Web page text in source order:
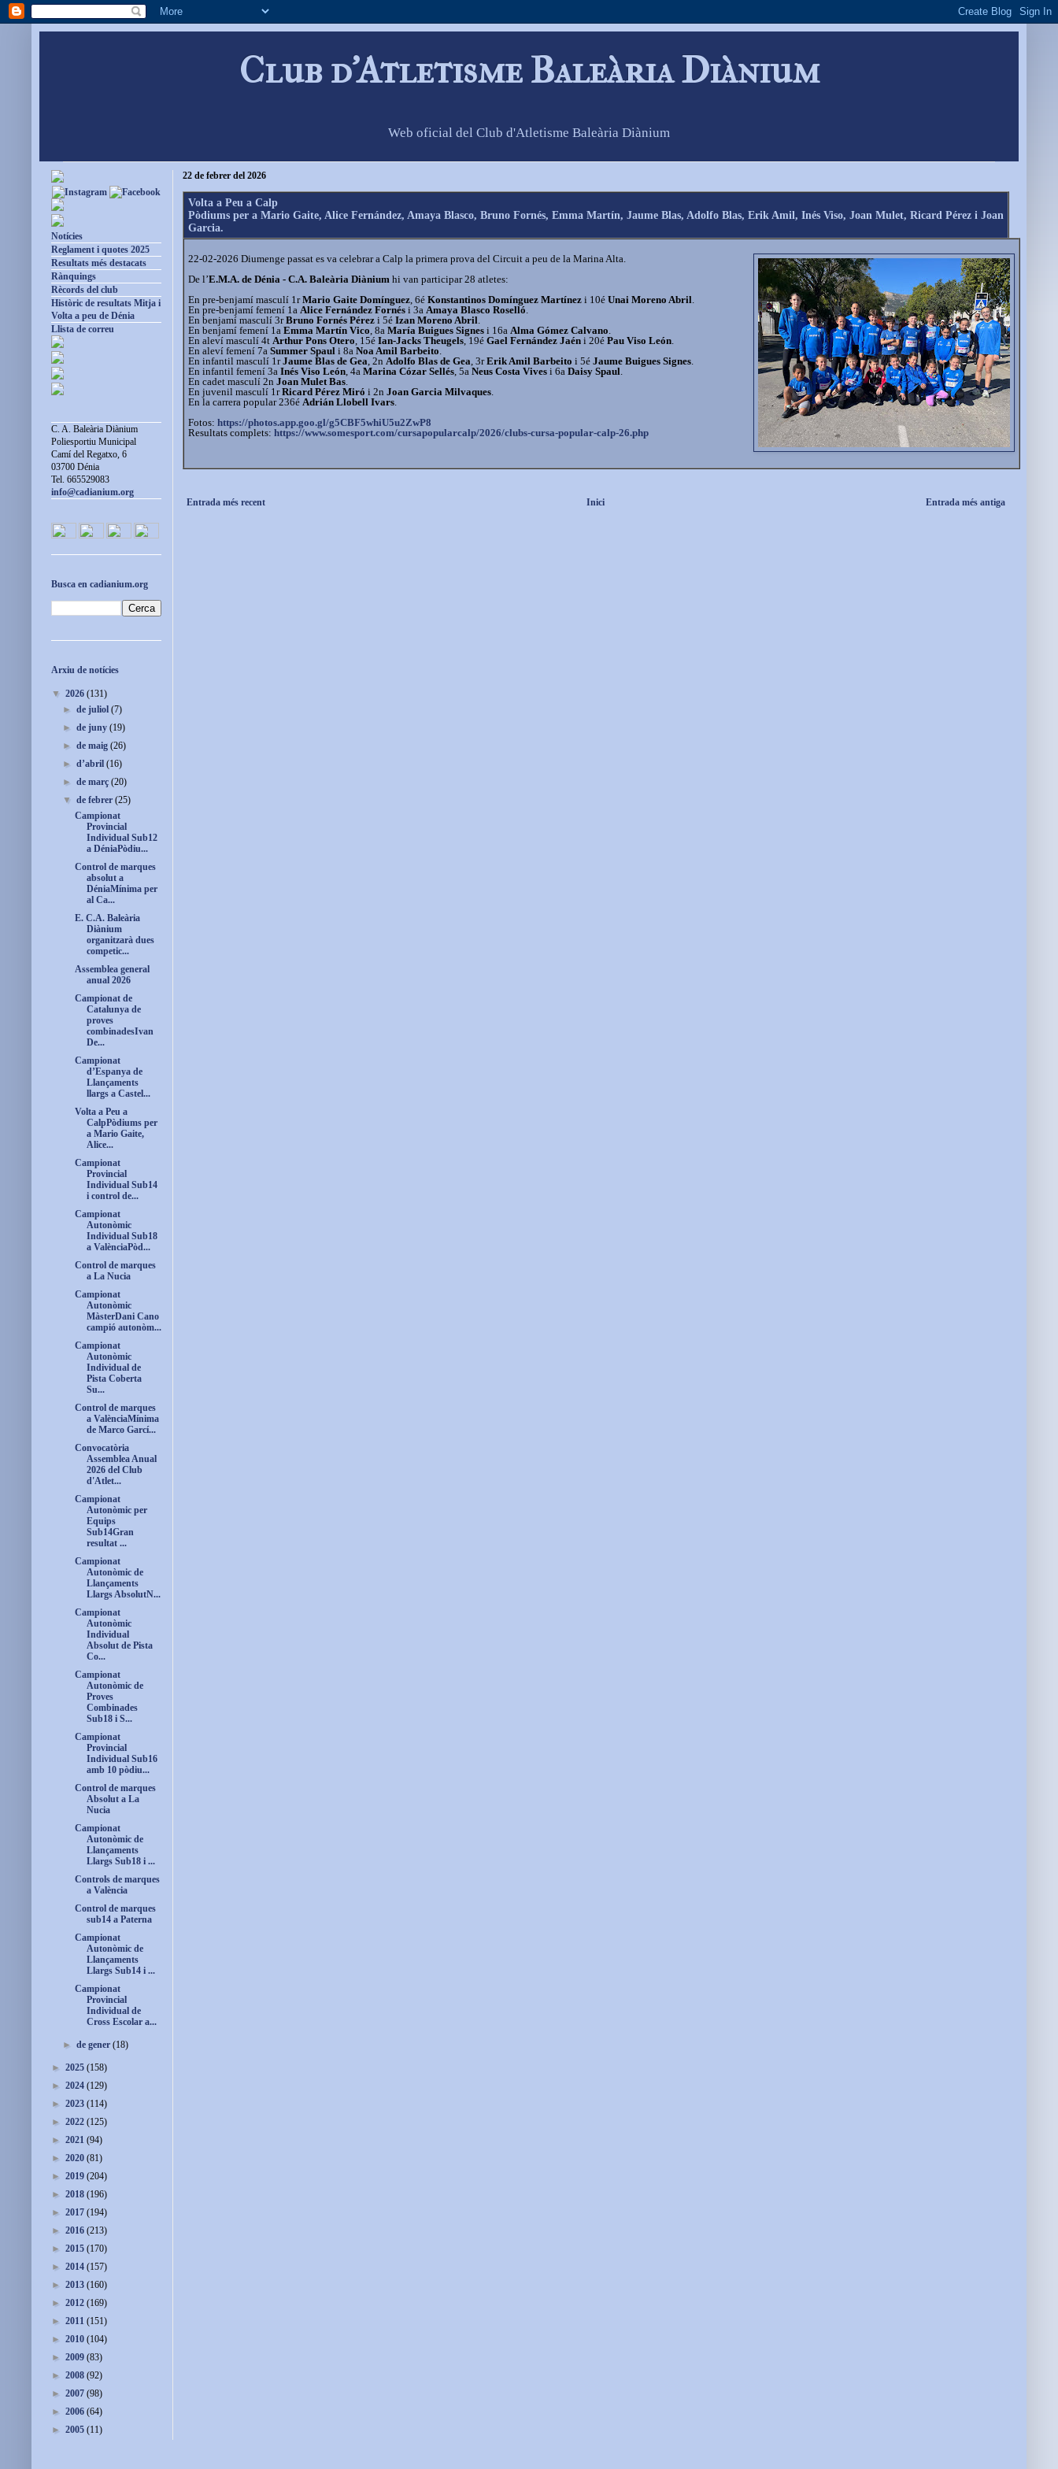
Club d'Atletisme Baleària Diànium
Web oficial del Club d'Atletisme Baleària Diànium
22 de febrer del 2026
Volta a Peu a Calp
Pòdiums per a Mario Gaite, Alice Fernández, Amaya Blasco, Bruno Fornés, Emma Martín, Jaume Blas, Adolfo Blas, Erik Amil, Inés Viso, Joan Mulet, Ricard Pérez i Joan
Garcia.
22-02-2026 Diumenge passat es va celebrar a Calp la primera prova del Circuit a peu de la Marina Alta.
De l’E.M.A. de Dénia - C.A. Baleària Diànium hi van participar 28 atletes:
En pre-benjamí masculí 1rMario Gaite Domínguez , 6é Konstantinos Domínguez Martínez i 10é Unai Moreno Abril
En pre-benjamí femení 1a Alice Fernández Fornés i 3a Amaya Blasco Roselló
En benjamí masculí 3rBruno Fornés Pérez i 5é Izan Moreno Abril
En benjamí femení 1a Emma Martín Vico , 8a María Buigues Signes i 16a Alma Gómez Calvano
En aleví masculí 4t Arthur Pons Otero , 15é Ian-Jacks Theugels , 19é Gael Fernández Jaén i 20é Pau Viso León
En aleví femení 7a Summer Spaul i 8a Noa Amil Barbeito
En infantil masculí 1rJaume Blas de Gea , 2n Adolfo Blas de Gea , 3rErik Amil Barbeito i 5é Jaume Buigues Signes
En infantil femení 3a Inés Viso León , 4a Marina Cózar Sellés , 5a Neus Costa Vives i 6a Daisy Spaul
En cadet masculí 2n Joan Mulet Bas
En juvenil masculí 1rRicard Pérez Miró i 2n Joan Garcia Milvaques
En la carrera popular 236é Adrián Llobell Ivars
Fotos: https://photos.app.goo.gl/g5CBF5whiU5u2ZwP8
Resultats complets: https://www.somesport.com/cursapopularcalp/2026/clubs-cursa-popular-calp-26.php
Entrada més recent Entrada més antiga
Inici
Notícies
Reglament i quotes 2025
Resultats més destacats
Rànquings
Rècords del club
Històric de resultats Mitja i
Volta a peu de Dénia
Llista de correu
C. A. Baleària Diànium
Poliesportiu Municipal
Camí del Regatxo, 6
03700 Dénia
Tel. 665529083
info@cadianium.org
Busca en cadianium.org
Arxiu de notícies
▼ 2026 (131)
►de juliol(7)
►de juny(19)
►de maig(26)
►d’abril(16)
►de març(20)
▼de febrer(25)
Campionat
Provincial
Individual Sub12
a DéniaPòdiu...
Control de marques
absolut a
DéniaMínima per
al Ca...
E. C.A. Baleària
Diànium
organitzarà dues
competic...
Assemblea general
anual 2026
Campionat de
Catalunya de
proves
combinadesIvan
De...
Campionat
d’Espanya de
Llançaments
llargs a Castel...
Volta a Peu a
CalpPòdiums per
a Mario Gaite,
Alice...
Campionat
Provincial
Individual Sub14
i control de...
Campionat
Autonòmic
Individual Sub18
a ValènciaPòd...
Control de marques
a La Nucia
Campionat
Autonòmic
MàsterDani Cano
campió autonòm...
Campionat
Autonòmic
Individual de
Pista Coberta
Su...
Control de marques
a ValènciaMínima
de Marco Garcí...
Convocatòria
Assemblea Anual
2026 del Club
d'Atlet...
Campionat
Autonòmic per
Equips
Sub14Gran
resultat ...
Campionat
Autonòmic de
Llançaments
Llargs AbsolutN...
Campionat
Autonòmic
Individual
Absolut de Pista
Co...
Campionat
Autonòmic de
Proves
Combinades
Sub18 i S...
Campionat
Provincial
Individual Sub16
amb 10 pòdiu...
Control de marques
Absolut a La
Nucia
Campionat
Autonòmic de
Llançaments
Llargs Sub18 i ...
Controls de marques
a València
Control de marques
sub14 a Paterna
Campionat
Autonòmic de
Llançaments
Llargs Sub14 i ...
Campionat
Provincial
Individual de
Cross Escolar a...
►de gener(18)
► 2025 (158)
► 2024 (129)
► 2023 (114)
► 2022 (125)
► 2021 (94)
► 2020 (81)
► 2019 (204)
► 2018 (196)
► 2017 (194)
► 2016 (213)
► 2015 (170)
► 2014 (157)
► 2013 (160)
► 2012 (169)
► 2011 (151)
► 2010 (104)
► 2009 (83)
► 2008 (92)
► 2007 (98)
► 2006 (64)
► 2005 (11)